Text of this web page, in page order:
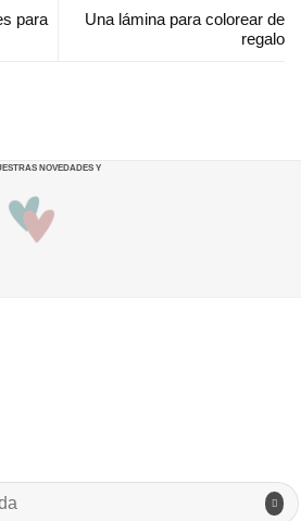
para
Una lámina para colorear de
regalo
NOVEDADES Y